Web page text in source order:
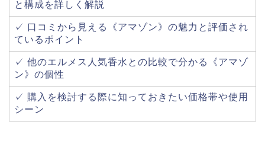
と構成を詳しく解説
✓ 口コミから見える《アマゾン》の魅力と評価され
ているポイント
✓ 他のエルメス人気香水との比較で分かる《アマゾ
ン》の個性
✓ 購入を検討する際に知っておきたい価格帯や使用
シーン